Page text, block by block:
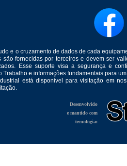
e o cruzamento de dados de cada
são fornecidas por terceiros e devem ser
Esse suporte visa a segurança e
e informações fundamentais para
está disponível para visitação em
Desenvolvido
e mantido com
tecnologia: